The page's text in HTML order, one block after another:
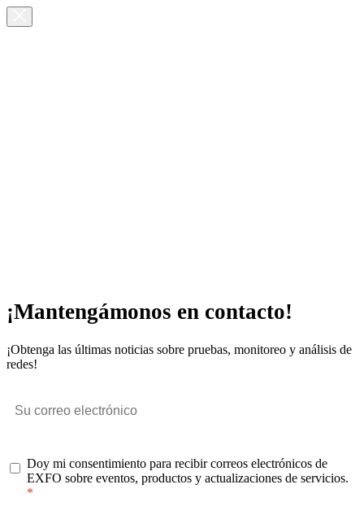
¡Mantengámonos en contacto!
¡Obtenga las últimas noticias sobre pruebas, monitoreo y análisis de
redes!
Doy mi consentimiento para recibir correos electrónicos de
EXFO sobre eventos, productos y actualizaciones de servicios.